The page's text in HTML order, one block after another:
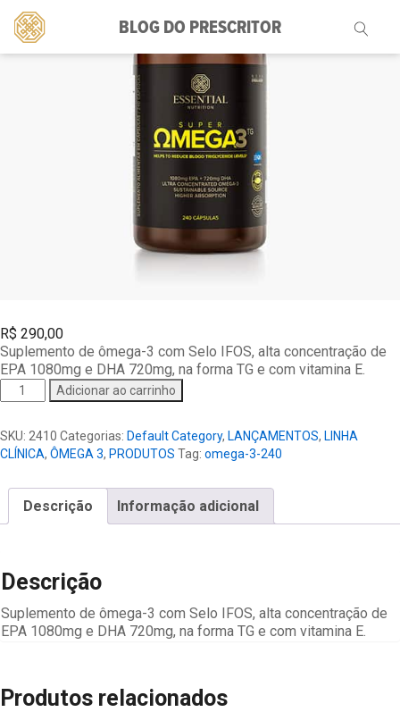
BLOG DO PRESCRITOR
Pesquisar
por:
R$ 290,00
Suplemento de ômega-3 com Selo IFOS, alta concentração de
EPA 1080mg e DHA 720mg, na forma TG e com vitamina E.
Ômega
3
240
Cápsulas
Adicionar ao carrinho
SKU: 2410 Categorias: Default Category, LANÇAMENTOS, LINHA
CLÍNICA, ÔMEGA 3, PRODUTOS Tag: omega-3-240
Descrição Informação adicional
Descrição
Suplemento de ômega-3 com Selo IFOS, alta concentração de
EPA 1080mg e DHA 720mg, na forma TG e com vitamina E.
Produtos relacionados